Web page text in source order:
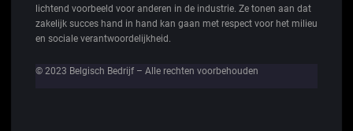
lichtend voorbeeld voor anderen in de industrie. Ze tonen aan dat
zakelijk succes hand in hand kan gaan met respect voor het milieu
en sociale verantwoordelijkheid.
© 2023 Belgisch Bedrijf – Alle rechten voorbehouden